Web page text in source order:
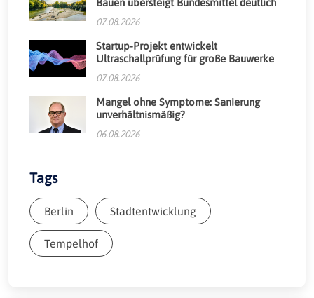
07.08.2026
Startup-Projekt entwickelt
Ultraschallprüfung für große Bauwerke
07.08.2026
Mangel ohne Symptome: Sanierung
unverhältnismäßig?
06.08.2026
Tags
Berlin Stadtentwicklung
Tempelhof